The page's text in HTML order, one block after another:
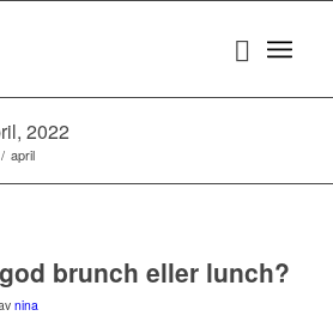
2022
/ april
brunch eller lunch?
nina